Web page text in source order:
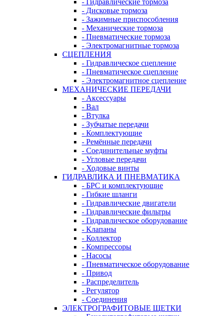
- Гидравлические тормоза
- Дисковые тормоза
- Зажимные приспособления
- Механические тормоза
- Пневматические тормоза
- Электромагнитные тормоза
СЦЕПЛЕНИЯ
- Гидравлическое сцепление
- Пневматическое сцепление
- Электромагнитное сцепление
МЕХАНИЧЕСКИЕ ПЕРЕДАЧИ
- Аксессуары
- Вал
- Втулка
- Зубчатые передачи
- Комплектующие
- Ремённые передачи
- Соединительные муфты
- Угловые передачи
- Ходовые винты
ГИДРАВЛИКА И ПНЕВМАТИКА
- БРС и комплектующие
- Гибкие шланги
- Гидравлические двигатели
- Гидравлические фильтры
- Гидравлическое оборудование
- Клапаны
- Коллектор
- Компрессоры
- Насосы
- Пневматическое оборудование
- Привод
- Распределитель
- Регулятор
- Соединения
ЭЛЕКТРОГРАФИТОВЫЕ ЩЕТКИ